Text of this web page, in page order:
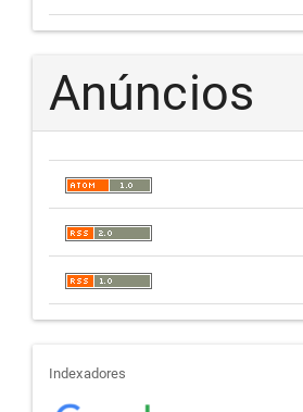
Anúncios
indexadores
Indexadores